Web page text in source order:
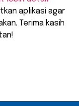
aplikasi agar
Terima kasih